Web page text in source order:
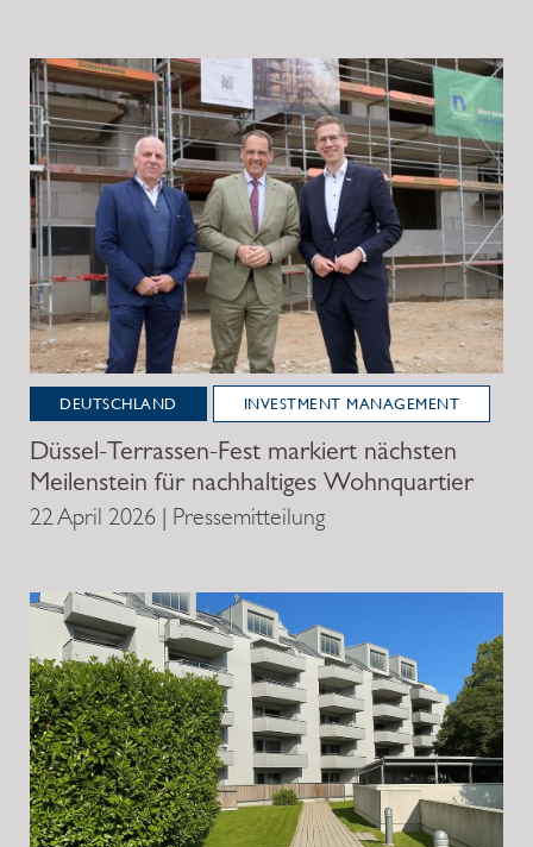
DEUTSCHLAND INVESTMENT MANAGEMENT
Düssel-Terrassen-Fest markiert nächsten
Meilenstein für nachhaltiges Wohnquartier
22 April 2026 | Pressemitteilung